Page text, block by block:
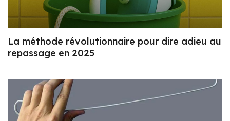
La méthode révolutionnaire pour dire adieu au
repassage en 2025